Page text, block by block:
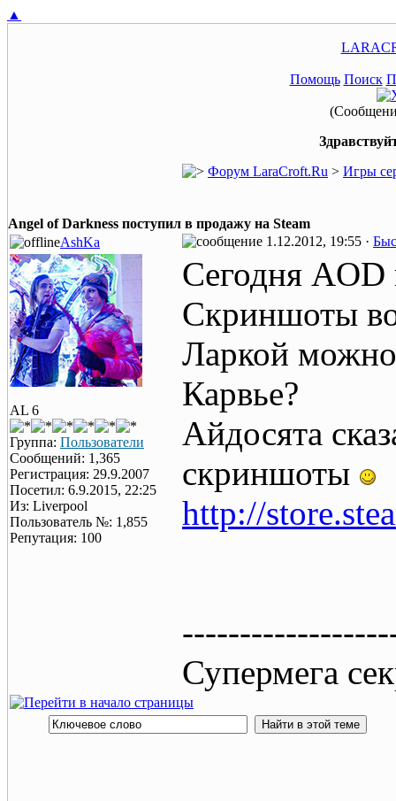
▲
Помощь Поиск
Форум LaraCroft.Ru > Игры
Angel of Darkness поступил в продажу на Steam
AshKa
1.12.2012, 19:55 ·
AL 6
Группа: Пользователи
Сообщений: 1,365
Регистрация: 29.9.2007
Посетил: 6.9.2015, 22:25
Из: Liverpool
Пользователь №: 1,855
Репутация: 100
Сегодня AOD
Скриншоты
Ларкой можно
Карвье?
Айдосята
скриншоты
http://
Супермега